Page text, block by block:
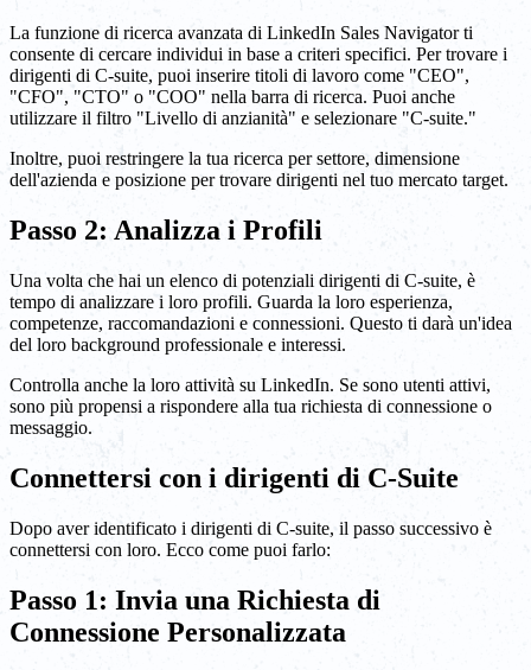
La funzione di ricerca avanzata di LinkedIn Sales Navigator ti
consente di cercare individui in base a criteri specifici. Per trovare i
dirigenti di C-suite, puoi inserire titoli di lavoro come "CEO",
"CFO", "CTO" o "COO" nella barra di ricerca. Puoi anche
utilizzare il filtro "Livello di anzianità" e selezionare "C-suite."
Inoltre, puoi restringere la tua ricerca per settore, dimensione
dell'azienda e posizione per trovare dirigenti nel tuo mercato target.
Passo 2: Analizza i Profili
Una volta che hai un elenco di potenziali dirigenti di C-suite, è
tempo di analizzare i loro profili. Guarda la loro esperienza,
competenze, raccomandazioni e connessioni. Questo ti darà un'idea
del loro background professionale e interessi.
Controlla anche la loro attività su LinkedIn. Se sono utenti attivi,
sono più propensi a rispondere alla tua richiesta di connessione o
messaggio.
Connettersi con i dirigenti di C-Suite
Dopo aver identificato i dirigenti di C-suite, il passo successivo è
connettersi con loro. Ecco come puoi farlo:
Passo 1: Invia una Richiesta di
Connessione Personalizzata